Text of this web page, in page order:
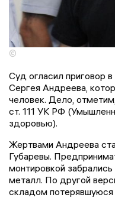
©
Суд огласил приговор
Сергея Андреева,
человек. Дело,
ст. 111 УК РФ
здоровью).
Жертвами Андреева
Губаревы.
монтировкой
металл. По другой
складом потерявшуюся